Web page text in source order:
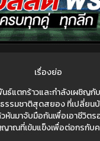
เรื่องย่อ
แตกร้าวและกำลังเผชิญกั
รมชาติสุดสยอง ที่เปลี่ยน
นมาจับมือกันเพื่อเอาชีวิต
ณที่เข้มแข็งเพื่อต่อกรกับค